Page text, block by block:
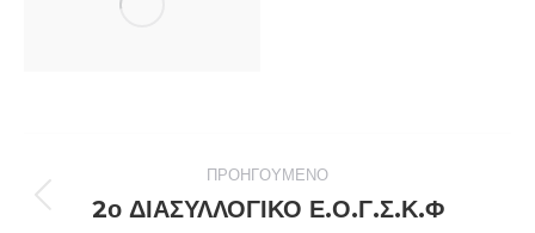
navigation
ΠΡΟΗΓΟΎΜΕΝΟ
Previous
2ο ΔΙΑΣΥΛΛΟΓΙΚΟ Ε.Ο.Γ.Σ.Κ.Φ